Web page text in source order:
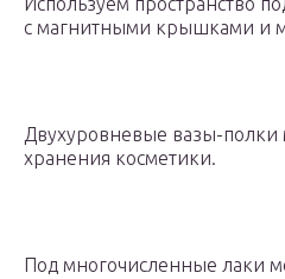
с магнитными крышками и
Двухуровневые вазы-полки
хранения косметики.
Под многочисленные лаки